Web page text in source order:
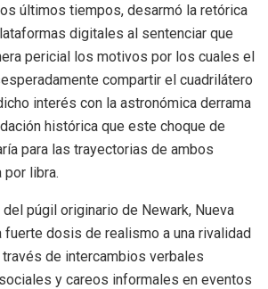
últimos tiempos, desarmó la retórica
digitales al sentenciar que
pericial los motivos por los cuales el
compartir el cuadrilátero
interés con la astronómica derrama
histórica que este choque de
para las trayectorias de ambos
libra.
púgil originario de Newark, Nueva
fuerte dosis de realismo a una rivalidad
través de intercambios verbales
y careos informales en eventos